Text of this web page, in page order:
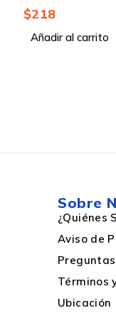
$238
Añadir al carrito
Sobre
¿Quiénes
Aviso de
Términos
Ubicación